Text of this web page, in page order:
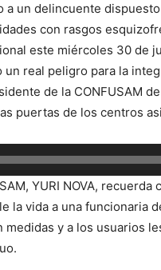
un delincuente
con rasgos
este miércoles 30 de
real peligro para la
de la CONFUSAM
puertas de los centros
YURI NOVA, recuerda
vida a una funcionaria
y a los usuarios